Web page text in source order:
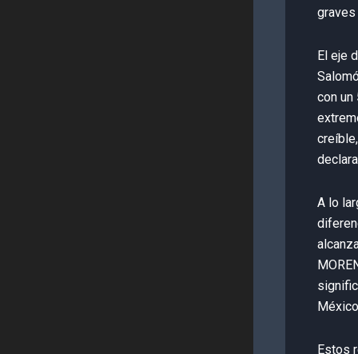
El eje
con un
A lo
Estos